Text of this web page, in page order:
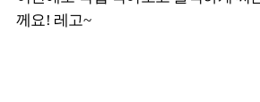
께요! 레고~